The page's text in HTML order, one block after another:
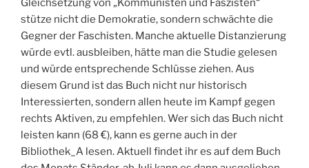
stütze nicht die Demokratie, sondern schwächte die
Gegner der Faschisten. Manche aktuelle Distanzierung
würde evtl. ausbleiben, hätte man die Studie gelesen
und würde entsprechende Schlüsse ziehen. Aus
diesem Grund ist das Buch nicht nur historisch
Interessierten, sondern allen heute im Kampf gegen
rechts Aktiven, zu empfehlen. Wer sich das Buch nicht
leisten kann (68 €), kann es gerne auch in der
Bibliothek_A lesen. Aktuell findet ihr es auf dem Buch